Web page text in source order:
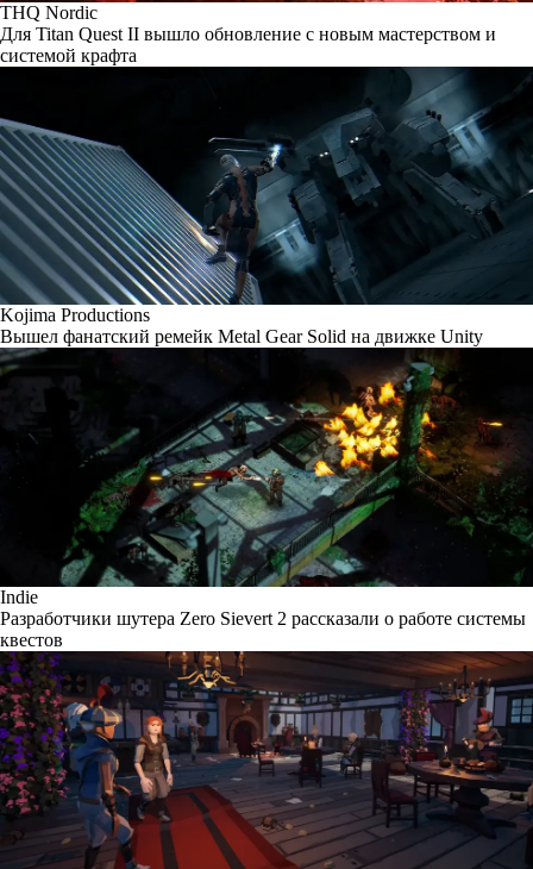
THQ Nordic
Для Titan Quest II вышло обновление с новым мастерством и
системой крафта
Kojima Productions
Вышел фанатский ремейк Metal Gear Solid на движке Unity
Indie
Разработчики шутера Zero Sievert 2 рассказали о работе системы
квестов